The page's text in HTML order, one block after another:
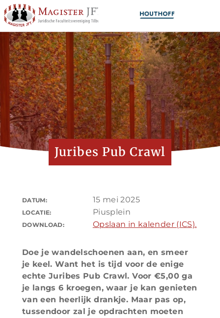
Juribes Pub Crawl
DATUM: 15 mei 2025
LOCATIE: Piusplein
DOWNLOAD: Opslaan in kalender (ICS).
Doe je wandelschoenen aan, en smeer
je keel. Want het is tijd voor de enige
echte Juribes Pub Crawl. Voor €5,00 ga
je langs 6 kroegen, waar je kan genieten
van een heerlijk drankje. Maar pas op,
tussendoor zal je opdrachten moeten